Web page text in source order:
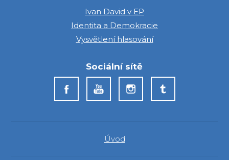
Ivan David v EP
Identita a Demokracie
Vysvětlení hlasování
Sociální sítě
Úvod